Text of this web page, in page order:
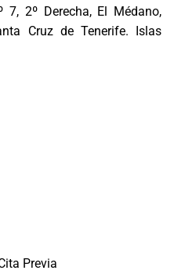
7, 2º Derecha, El Médano,
Cruz de Tenerife. Islas
Previa